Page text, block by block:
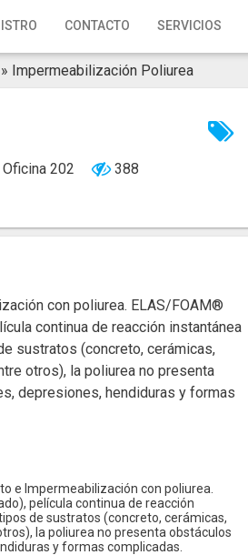
CONTACTO SERVICIOS
» Impermeabilización Poliurea
202 388
con poliurea. ELAS/FOAM®
continua de reacción instantánea
sustratos (concreto, cerámicas,
otros), la poliurea no presenta
depresiones, hendiduras y formas
e Impermeabilización con poliurea.
película continua de reacción
de sustratos (concreto, cerámicas,
la poliurea no presenta obstáculos
y formas complicadas.